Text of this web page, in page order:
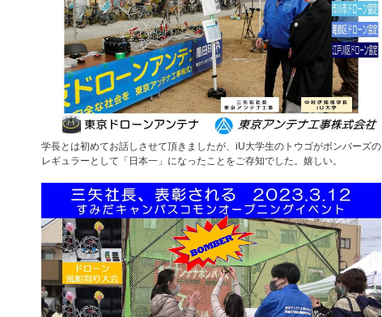
学長とは初めてお話しさせて頂きましたが、iU大学生のトウゴがボンバーズの
レギュラーとして「日本一」になったことをご存知でした。嬉しい。